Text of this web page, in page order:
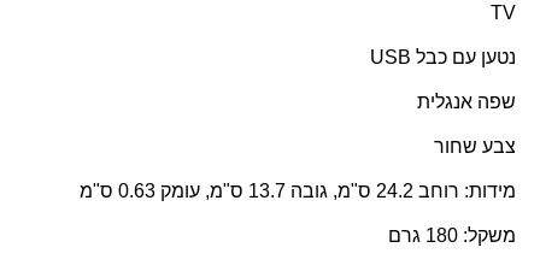
TV
נטען עם כבל USB
שפה אנגלית
צבע שחור
מידות: רוחב 24.2 ס"מ, גובה 13.7 ס"מ, עומק 0.63 ס"מ
משקל: 180 גרם